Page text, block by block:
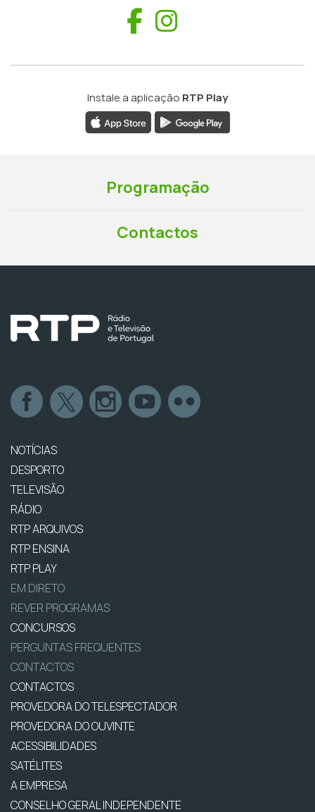
Facebook
Instale a aplicação RTP Play
Programação
Contactos
NOTÍCIAS
DESPORTO
TELEVISÃO
RÁDIO
RTP ARQUIVOS
RTP ENSINA
RTP PLAY
EM DIRETO
REVER PROGRAMAS
CONCURSOS
PERGUNTAS FREQUENTES
CONTACTOS
CONTACTOS
PROVEDORA DO TELESPECTADOR
PROVEDORA DO OUVINTE
ACESSIBILIDADES
SATÉLITES
A EMPRESA
CONSELHO GERAL INDEPENDENTE